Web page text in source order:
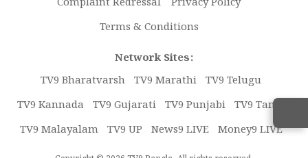
Terms & Conditions
Network Sites:
TV9 Bharatvarsh TV9 Marathi TV9 Telugu
TV9 Kannada TV9 Gujarati TV9 Punjabi TV9 Tamil
TV9 Malayalam TV9 UP News9 LIVE Money9 LIVE